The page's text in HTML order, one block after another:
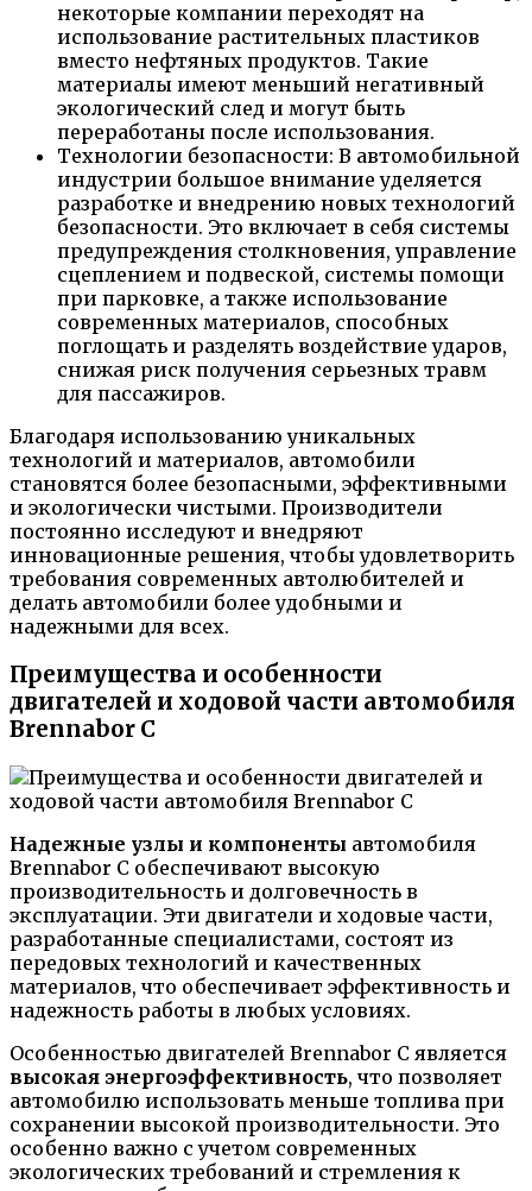
некоторые компании переходят на
использование растительных пластиков
вместо нефтяных продуктов. Такие
материалы имеют меньший негативный
экологический след и могут быть
переработаны после использования.
Технологии безопасности: В автомобильной
индустрии большое внимание уделяется
разработке и внедрению новых технологий
безопасности. Это включает в себя системы
предупреждения столкновения, управление
сцеплением и подвеской, системы помощи
при парковке, а также использование
современных материалов, способных
поглощать и разделять воздействие ударов,
снижая риск получения серьезных травм
для пассажиров.
Благодаря использованию уникальных
технологий и материалов, автомобили
становятся более безопасными, эффективными
и экологически чистыми. Производители
постоянно исследуют и внедряют
инновационные решения, чтобы удовлетворить
требования современных автолюбителей и
делать автомобили более удобными и
надежными для всех.
Преимущества и особенности
двигателей и ходовой части автомобиля
Brennabor C
Надежные узлы и компоненты автомобиля
Brennabor C обеспечивают высокую
производительность и долговечность в
эксплуатации. Эти двигатели и ходовые части,
разработанные специалистами, состоят из
передовых технологий и качественных
материалов, что обеспечивает эффективность и
надежность работы в любых условиях.
Особенностью двигателей Brennabor C является
высокая энергоэффективность, что позволяет
автомобилю использовать меньше топлива при
сохранении высокой производительности. Это
особенно важно с учетом современных
экологических требований и стремления к